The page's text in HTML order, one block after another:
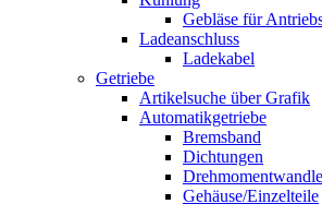
Gebläse für
Ladeanschluss
Ladekabel
Getriebe
Artikelsuche über Grafik
Automatikgetriebe
Bremsband
Dichtungen
Gehäuse/Einzelteile